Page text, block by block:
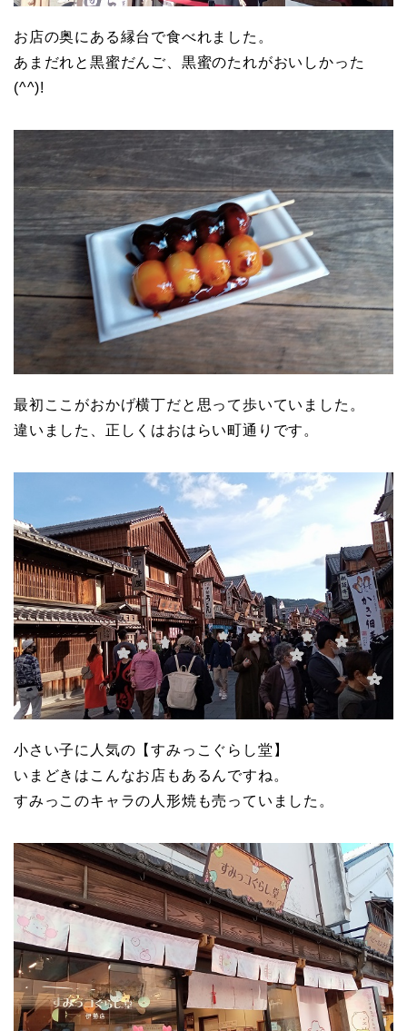
お店の奥にある縁台で食べれました。
あまだれと黒蜜だんご、黒蜜のたれがおいしかった
(^^)!
最初ここがおかげ横丁だと思って歩いていました。
違いました、正しくはおはらい町通りです。
小さい子に人気の【すみっこぐらし堂】
いまどきはこんなお店もあるんですね。
すみっこのキャラの人形焼も売っていました。